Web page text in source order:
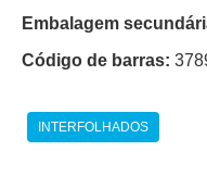
Embalagem
Código de barras:
INTERFOLHADOS